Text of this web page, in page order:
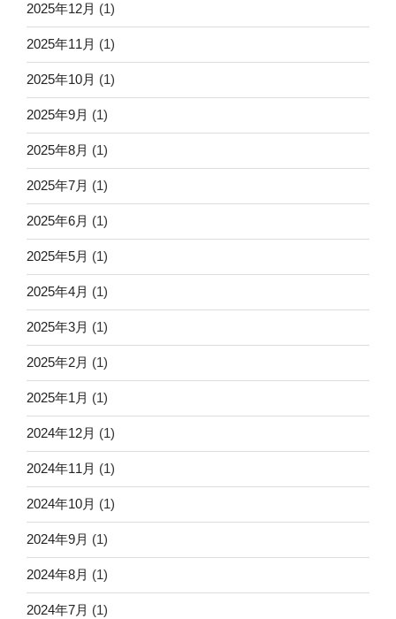
2025年12月 (1)
2025年11月 (1)
2025年10月 (1)
2025年9月 (1)
2025年8月 (1)
2025年7月 (1)
2025年6月 (1)
2025年5月 (1)
2025年4月 (1)
2025年3月 (1)
2025年2月 (1)
2025年1月 (1)
2024年12月 (1)
2024年11月 (1)
2024年10月 (1)
2024年9月 (1)
2024年8月 (1)
2024年7月 (1)